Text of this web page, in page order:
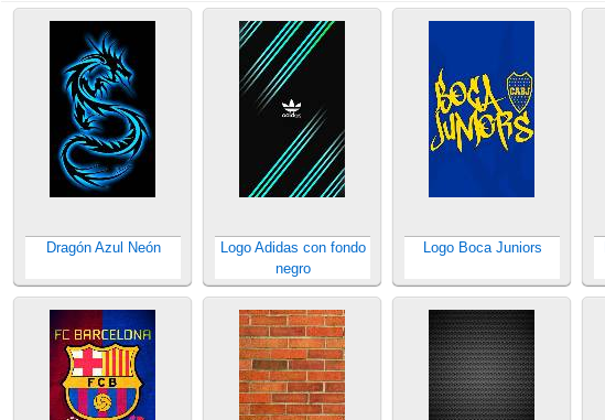
Dragón Azul Neón
Logo Adidas con fondo
negro
Logo Boca Juniors